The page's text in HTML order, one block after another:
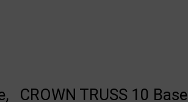
CROWN TRUSS 10 Base